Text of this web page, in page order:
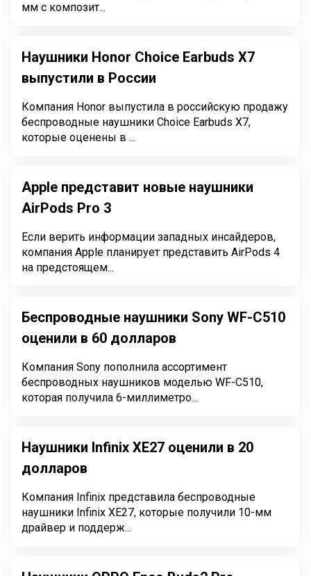
мм с композит...
Наушники Honor Choice Earbuds X7
выпустили в России
Компания Honor выпустила в российскую продажу
беспроводные наушники Choice Earbuds X7,
которые оценены в ...
Apple представит новые наушники
AirPods Pro 3
Если верить информации западных инсайдеров,
компания Apple планирует представить AirPods 4
на предстоящем...
Беспроводные наушники Sony WF-C510
оценили в 60 долларов
Компания Sony пополнила ассортимент
беспроводных наушников моделью WF-C510,
которая получила 6-миллиметро...
Наушники Infinix XE27 оценили в 20
долларов
Компания Infinix представила беспроводные
наушники Infinix XE27, которые получили 10-мм
драйвер и поддерж...